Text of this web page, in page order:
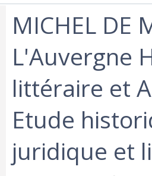
‎MICHEL DE
L'Auvergne
littéraire et
Etude
juridique et